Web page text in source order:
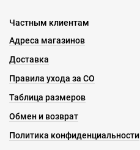
Частным клиентам
Адреса магазинов
Доставка
Правила ухода за СО
Таблица размеров
Обмен и возврат
Политика конфиденциальности